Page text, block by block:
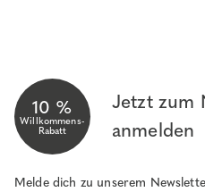
10 %
Willkommens-
Rabatt
Jetzt zum
anmelden
Melde dich zu unserem